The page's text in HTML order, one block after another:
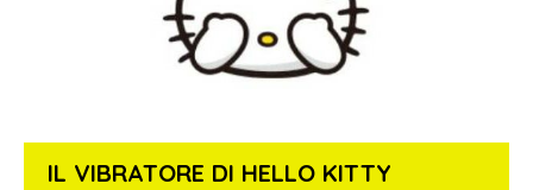
IL VIBRATORE DI HELLO KITTY